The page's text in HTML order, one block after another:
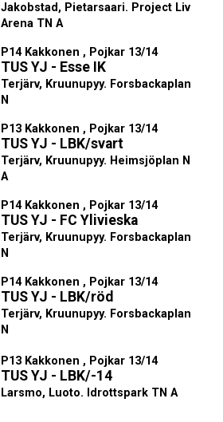
Jakobstad, Pietarsaari. Project Liv
Arena TN A
P14 Kakkonen , Pojkar 13/14
TUS YJ - Esse IK
Terjärv, Kruunupyy. Forsbackaplan
N
P13 Kakkonen , Pojkar 13/14
TUS YJ - LBK/svart
Terjärv, Kruunupyy. Heimsjöplan N
A
P14 Kakkonen , Pojkar 13/14
TUS YJ - FC Ylivieska
Terjärv, Kruunupyy. Forsbackaplan
N
P14 Kakkonen , Pojkar 13/14
TUS YJ - LBK/röd
Terjärv, Kruunupyy. Forsbackaplan
N
P13 Kakkonen , Pojkar 13/14
TUS YJ - LBK/-14
Larsmo, Luoto. Idrottspark TN A